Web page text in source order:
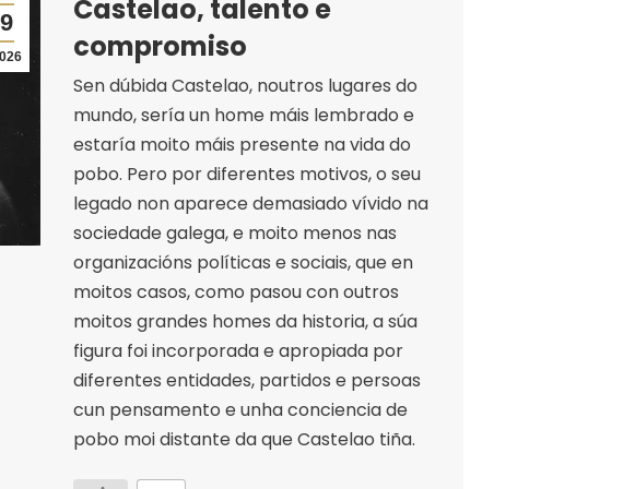
9
Castelao, talento e
compromiso
Sen dúbida Castelao, noutros lugares do
mundo, sería un home máis lembrado e
estaría moito máis presente na vida do
pobo. Pero por diferentes motivos, o seu
legado non aparece demasiado vívido na
sociedade galega, e moito menos nas
organizacións políticas e sociais, que en
moitos casos, como pasou con outros
moitos grandes homes da historia, a súa
figura foi incorporada e apropiada por
diferentes entidades, partidos e persoas
cun pensamento e unha conciencia de
pobo moi distante da que Castelao tiña.